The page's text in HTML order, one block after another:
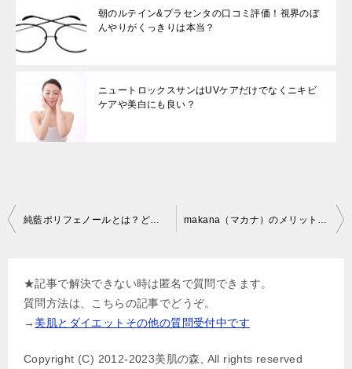
朝のルテイン&プラセンタの口コミ評価！視界のぼ
んやりがくっきりは本当？
ニュートロックスサンはUVケアだけでなくニキビ
ケアや美白にも良い？
投
純藍ポリフェノールとは？どんな効果？ makana（マカナ）のメリットとデメリットに解決策はある？
★記事で解決できない時は匿名で質問できます。
質問方法は、こちらの記事でどうぞ。
→ 美肌とダイエットその他の質問受付中です
Copyright (C) 2012-2023美肌の森, All rights reserved